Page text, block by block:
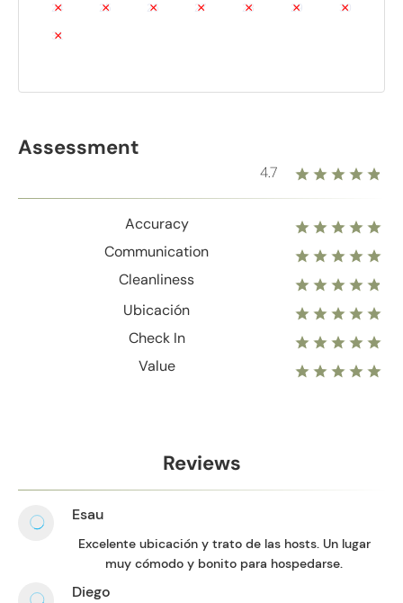
24 25 26 27 28 29 30
31
Assessment
4.7
Accuracy
Communication
Cleanliness
Ubicación
Check In
Value
Reviews
Esau
Excelente ubicación y trato de las hosts. Un lugar
muy cómodo y bonito para hospedarse.
Diego